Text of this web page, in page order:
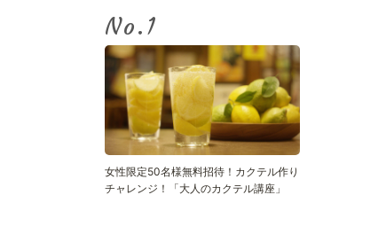
No.
女性限定50名様無料招待！カクテル作り
チャレンジ！「大人のカクテル講座」